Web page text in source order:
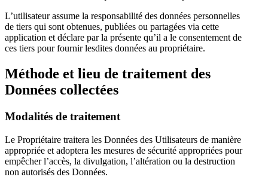
L’utilisateur assume la responsabilité des données personnelles
de tiers qui sont obtenues, publiées ou partagées via cette
application et déclare par la présente qu’il a le consentement de
ces tiers pour fournir lesdites données au propriétaire.
Méthode et lieu de traitement des
Données collectées
Modalités de traitement
Le Propriétaire traitera les Données des Utilisateurs de manière
appropriée et adoptera les mesures de sécurité appropriées pour
empêcher l’accès, la divulgation, l’altération ou la destruction
non autorisés des Données.